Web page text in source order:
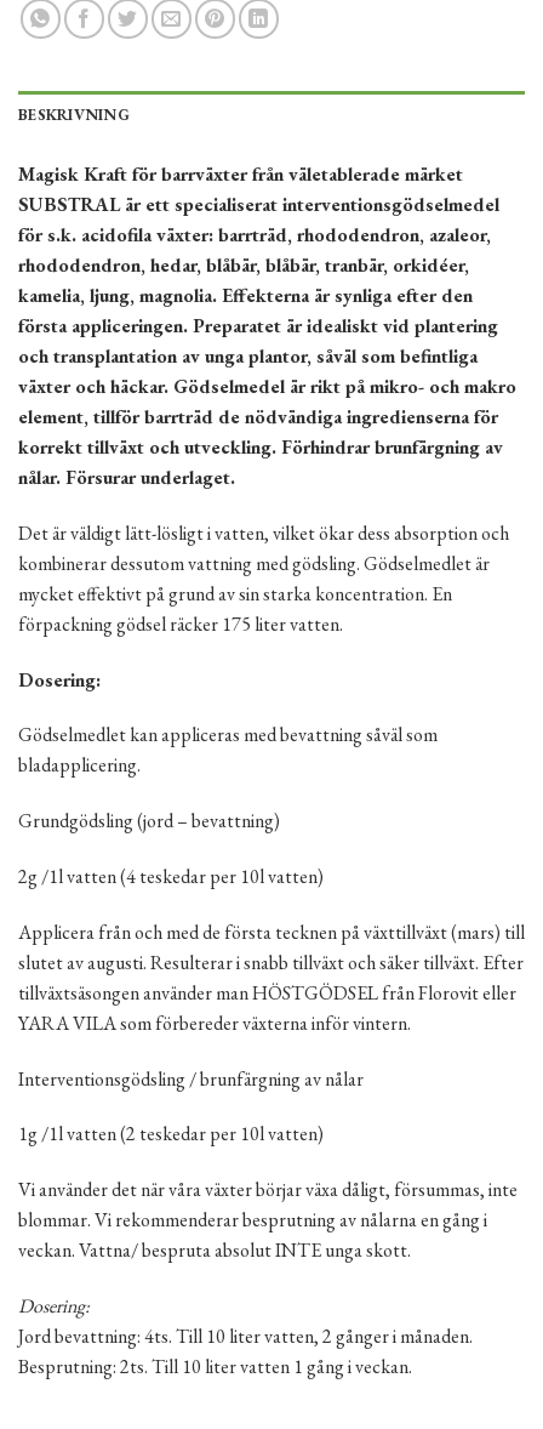
BESKRIVNING
Magisk Kraft för barrväxter från väletablerade märket
SUBSTRAL är ett specialiserat interventionsgödselmedel
för s.k. acidofila växter: barrträd, rhododendron, azaleor,
rhododendron, hedar, blåbär, blåbär, tranbär, orkidéer,
kamelia, ljung, magnolia. Effekterna är synliga efter den
första appliceringen. Preparatet är idealiskt vid plantering
och transplantation av unga plantor, såväl som befintliga
växter och häckar. Gödselmedel är rikt på mikro- och makro
element, tillför barrträd de nödvändiga ingredienserna för
korrekt tillväxt och utveckling. Förhindrar brunfärgning av
nålar. Försurar underlaget.
Det är väldigt lätt-lösligt i vatten, vilket ökar dess absorption och
kombinerar dessutom vattning med gödsling. Gödselmedlet är
mycket effektivt på grund av sin starka koncentration. En
förpackning gödsel räcker 175 liter vatten.
Dosering:
Gödselmedlet kan appliceras med bevattning såväl som
bladapplicering.
Grundgödsling (jord – bevattning)
2g /1l vatten (4 teskedar per 10l vatten)
Applicera från och med de första tecknen på växttillväxt (mars) till
slutet av augusti. Resulterar i snabb tillväxt och säker tillväxt. Efter
tillväxtsäsongen använder man HÖSTGÖDSEL från Florovit eller
YARA VILA som förbereder växterna inför vintern.
Interventionsgödsling / brunfärgning av nålar
1g /1l vatten (2 teskedar per 10l vatten)
Vi använder det när våra växter börjar växa dåligt, försummas, inte
blommar. Vi rekommenderar besprutning av nålarna en gång i
veckan. Vattna/ bespruta absolut INTE unga skott.
Dosering:
Jord bevattning: 4ts. Till 10 liter vatten, 2 gånger i månaden.
Besprutning: 2ts. Till 10 liter vatten 1 gång i veckan.